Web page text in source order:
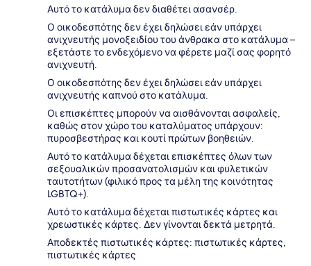
Αυτό το κατάλυμα δεν διαθέτει ασανσέρ.
Ο οικοδεσπότης δεν έχει δηλώσει εάν υπάρχει
ανιχνευτής μονοξειδίου του άνθρακα στο κατάλυμα –
εξετάστε το ενδεχόμενο να φέρετε μαζί σας φορητό
ανιχνευτή.
Ο οικοδεσπότης δεν έχει δηλώσει εάν υπάρχει
ανιχνευτής καπνού στο κατάλυμα.
Οι επισκέπτες μπορούν να αισθάνονται ασφαλείς,
καθώς στον χώρο του καταλύματος υπάρχουν:
πυροσβεστήρας και κουτί πρώτων βοηθειών.
Αυτό το κατάλυμα δέχεται επισκέπτες όλων των
σεξουαλικών προσανατολισμών και φυλετικών
ταυτοτήτων (φιλικό προς τα μέλη της κοινότητας
LGBTQ+).
Αυτό το κατάλυμα δέχεται πιστωτικές κάρτες και
χρεωστικές κάρτες. Δεν γίνονται δεκτά μετρητά.
Αποδεκτές πιστωτικές κάρτες: πιστωτικές κάρτες,
πιστωτικές κάρτες